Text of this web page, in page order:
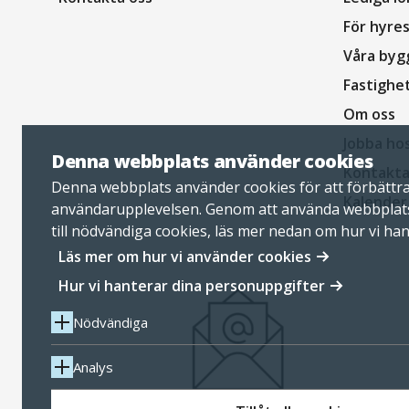
Denna webbplats använder cookies
Denna webbplats använder cookies för att förbättra
användarupplevelsen. Genom att använda
till nödvändiga cookies, läs mer nedan om hur vi
personuppgifter.
Läs mer om hur vi använder cookies
Hur vi hanterar dina personuppgifter
Nödvändiga
Analys
För
Våra
Om oss
Kontakta
Kalender